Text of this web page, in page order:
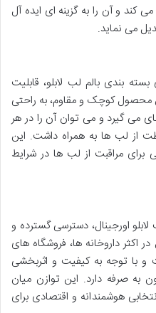
و آن را به گزینه ای ایده آل
می نماید.
بندی بالم لب لابلو، قابلیت
کوچک و مقاوم، به راحتی
می گیرد و می توان آن را در هر
از لب ها به همراه داشت. این
برای مراقبت از لب ها در شرایط
لابلو اورجینال، دسترسی گسترده و
داروخانه ها، فروشگاه های
با توجه به کیفیت و اثربخشی
به صرفه دارد. این توازن میان
هوشمندانه و اقتصادی برای